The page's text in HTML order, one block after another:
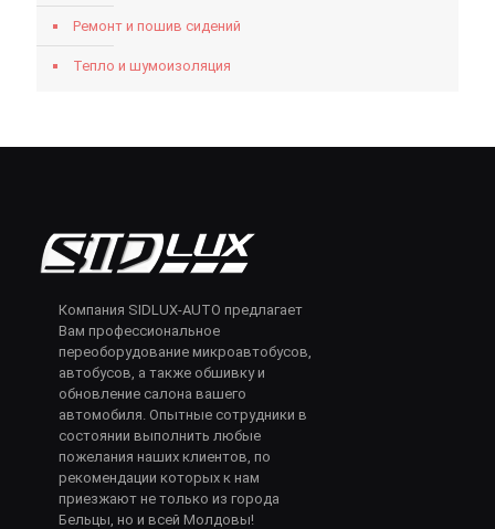
Ремонт и пошив сидений
Тепло и шумоизоляция
Компания SIDLUX-AUTO предлагает
Вам профессиональное
переоборудование микроавтобусов,
автобусов, а также обшивку и
обновление салона вашего
автомобиля. Опытные сотрудники в
состоянии выполнить любые
пожелания наших клиентов, по
рекомендации которых к нам
приезжают не только из города
Бельцы, но и всей Молдовы!